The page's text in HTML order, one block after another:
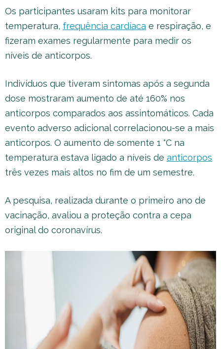
Os participantes usaram kits para monitorar
temperatura, frequência cardíaca e respiração, e
fizeram exames regularmente para medir os
níveis de anticorpos.
Indivíduos que tiveram sintomas após a segunda
dose mostraram aumento de até 160% nos
anticorpos comparados aos assintomáticos. Cada
evento adverso adicional correlacionou-se a mais
anticorpos. O aumento de somente 1 °C na
temperatura estava ligado a níveis de anticorpos
três vezes mais altos no fim de um semestre.
A pesquisa, realizada durante o primeiro ano de
vacinação, avaliou a proteção contra a cepa
original do coronavírus.